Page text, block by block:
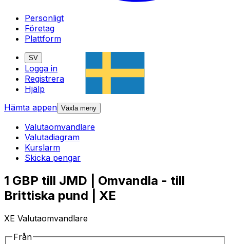
Personligt
Företag
Plattform
SV
Logga in
Registrera
Hjälp
Hämta appen Växla meny
Valutaomvandlare
Valutadiagram
Kurslarm
Skicka pengar
1 GBP till JMD | Omvandla - till
Brittiska pund | XE
XE Valutaomvandlare
Från